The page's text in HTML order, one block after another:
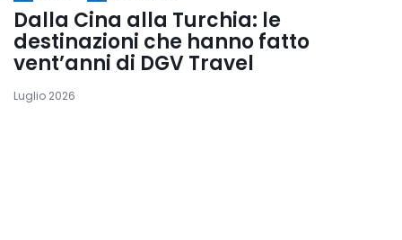
Dalla Cina alla Turchia: le
destinazioni che hanno fatto
vent’anni di DGV Travel
Luglio 2026